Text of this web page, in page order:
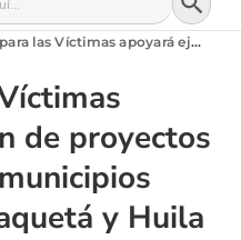
ejecución de proyectos comunitarios en municipios focalizados de Caquetá y Huila
de proyectos
y Huila